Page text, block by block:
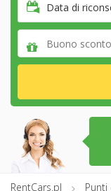
Data di
RentCars.pl